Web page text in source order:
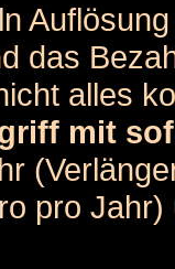
das
alles
mit
pro